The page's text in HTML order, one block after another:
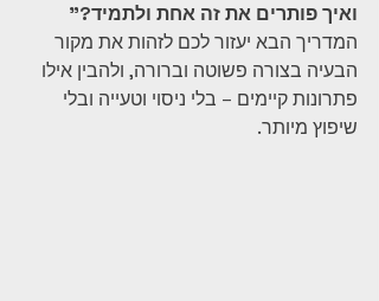
ואיך פותרים את זה אחת ולתמיד?”
המדריך הבא יעזור לכם לזהות את מקור
הבעיה בצורה פשוטה וברורה, ולהבין אילו
פתרונות קיימים – בלי ניסוי וטעייה ובלי
שיפוץ מיותר.